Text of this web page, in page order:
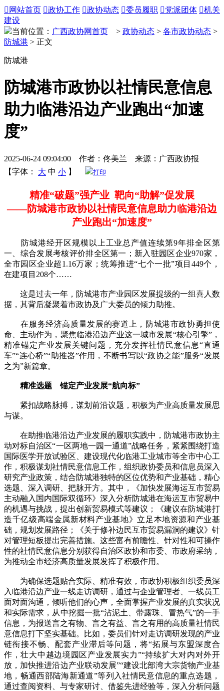
 网站首页 政协工作 政协动态 委员履职 党派团体 机关
建设
当前位置： 广西政协网首页 > 政协动态 > 各市政协动态 >
防城港 > 正文
防城港
防城港市政协以社情民意信息
助力临港沿边产业跑出“加速
度”
2025-06-24 09:04:00 作者：佟美兰 来源：广西政协报
【字体：
大 中 小 】 打印
精准“破题”强产业 靶向“助解”促发展
——防城港市政协以社情民意信息助力临港沿边
产业跑出“加速度”
防城港经开区规模以上工业总产值连续第9年排全区第
一、综合发展考核评价排全区第一；新入驻园区企业970家，
全市园区企业超1.16万家；统筹推进“七个一批”项目449个，
在建项目208个……
这是过去一年，防城港市产业园区发展提级的一组喜人数
据，其背后凝聚着市政协及广大委员的倾力助推。
在服务经济高质量发展的赛道上，防城港市政协勇担使
命、主动作为，聚焦临港沿边产业这一城市发展“核心引擎”，
精准锚定产业发展关键问题，充分发挥社情民意信息“直通
车”“连心桥”“助推器”作用，不断书写以“政协之能”服务“发展
之为”新篇章。
精准选题 锚定产业发展“航向标”
紧扣战略脉搏，谋划前沿议题，积极为产业高质量发展思
与谋。
在助推临港沿边产业发展的履职实践中，防城港市政协主
动对标自治区“一区两地一园一通道”战略任务，紧紧围绕打造
国际医学开放试验区、建设现代化临港工业城市等全市中心工
作，积极谋划社情民意信息工作，组织政协委员和信息员深入
研究产业政策，结合防城港独特的区位优势和产业基础，精心
选题、深入调研、把脉开方。其中，《加快发展海运互市贸易
主动融入国内国际双循环》深入分析防城港在海运互市贸易中
的机遇与挑战，提出创新贸易模式等建议；《建议在防城港打
造千亿级高端金属新材料产业基地》立足本地资源和产业基
础，规划发展路径；《关于修补边民互市贸易漏洞的建议》针
对管理短板提出完善措施。这些富有前瞻性、针对性和可操作
性的社情民意信息分别获得自治区政协和市委、市政府采纳，
为推动全市经济高质量发展发挥了积极作用。
为确保选题贴合实际、精准有效，市政协积极组织委员深
入临港沿边产业一线走访调研，通过与企业管理者、一线员工
面对面沟通，倾听他们的心声，全面掌握产业发展的真实状况
和实际需求，从中挖掘一批“沾泥土、带露珠、冒热气”的一手
信息，为报送言之有物、言之有益、言之有用的高质量社情民
意信息打下坚实基础。比如，委员们针对走访调研发现的产业
链衔接不畅、配套产业滞后等问题，将“拓展与东盟深度合
作，壮大中越边境园区产业发展实力”“持续扩大对内对外开
放，加快推进沿边产业联动发展”“建设北部湾大宗货物产业基
地，畅通西部陆海新通道”等列入社情民意信息的重点选题，
通过查阅资料、与专家研讨、借鉴先进经验等，深入分析问题